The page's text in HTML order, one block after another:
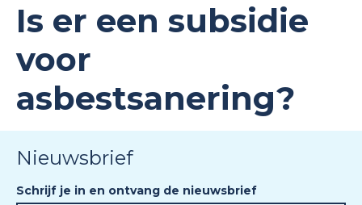
Is er een subsidie
voor
asbestsanering?
Nieuwsbrief
Schrijf je in en ontvang de nieuwsbrief